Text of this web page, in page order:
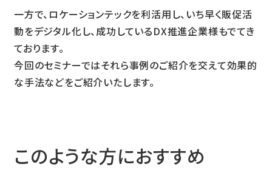
一方で、ロケーションテックを利活用し、いち早く販促活
動をデジタル化し、成功しているDX推進企業様もでてき
ております。
今回のセミナーではそれら事例のご紹介を交えて効果的
な手法などをご紹介いたします。
このような方におすすめ